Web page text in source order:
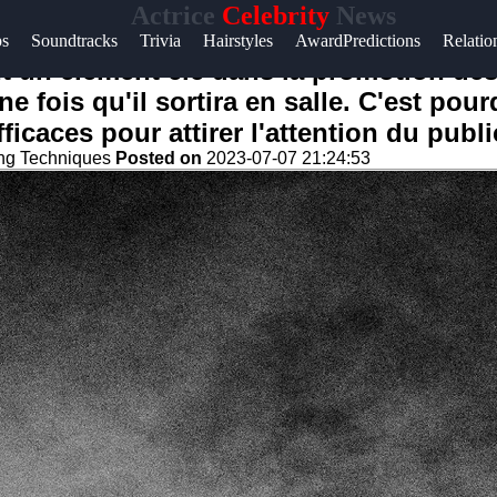
Actrice Celebrity News
Soundtracks Trivia Hairstyles AwardPredictions
un élément clé dans la promotion
fois qu'il sortira en salle. C'est
pour attirer l'attention du
Techniques Posted on 2023-07-07 21:24:53